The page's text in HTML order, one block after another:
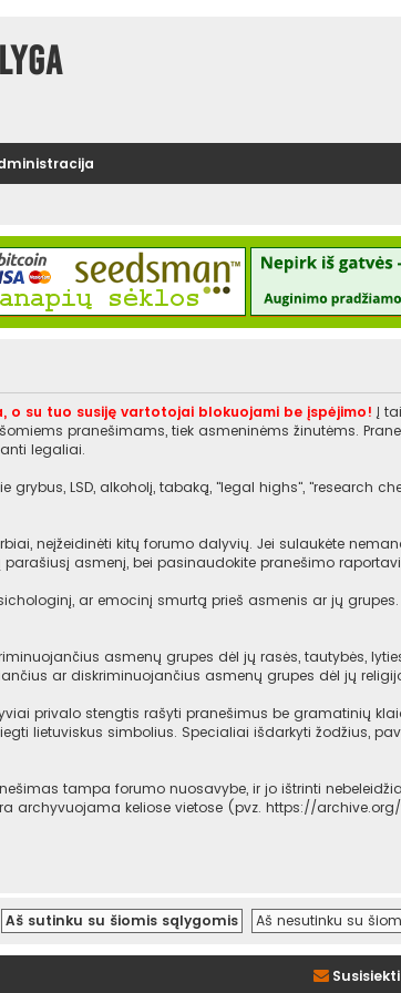
o su tuo susiję vartotojai blokuojami be įspėjimo! Į
pranešimams, tiek asmeninėms žinutėms.
legaliai.
grybus, LSD, alkoholį, tabaką, "legal highs", "research
neįžeidinėti kitų forumo dalyvių. Jei sulaukėte
parašiusį asmenį, bei pasinaudokite pranešimo
ar emocinį smurtą prieš asmenis ar jų
asmenų grupes dėl jų rasės, tautybės,
ar diskriminuojančius asmenų grupes dėl jų
privalo stengtis rašyti pranešimus be gramatinių
lietuviskus simbolius. Specialiai išdarkyti žodžius,
tampa forumo nuosavybe, ir jo ištrinti
archyvuojama keliose vietose (pvz. https://